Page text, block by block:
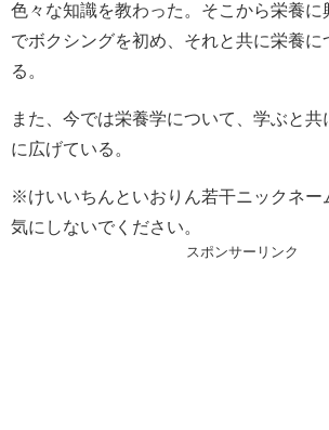
色々な知識を教わった。そこから栄養に
でボクシングを初め、それと共に栄養に
る。
また、今では栄養学について、学ぶと共
に広げている。
※けいいちんといおりん若干ニックネー
気にしないでください。
スポンサーリンク